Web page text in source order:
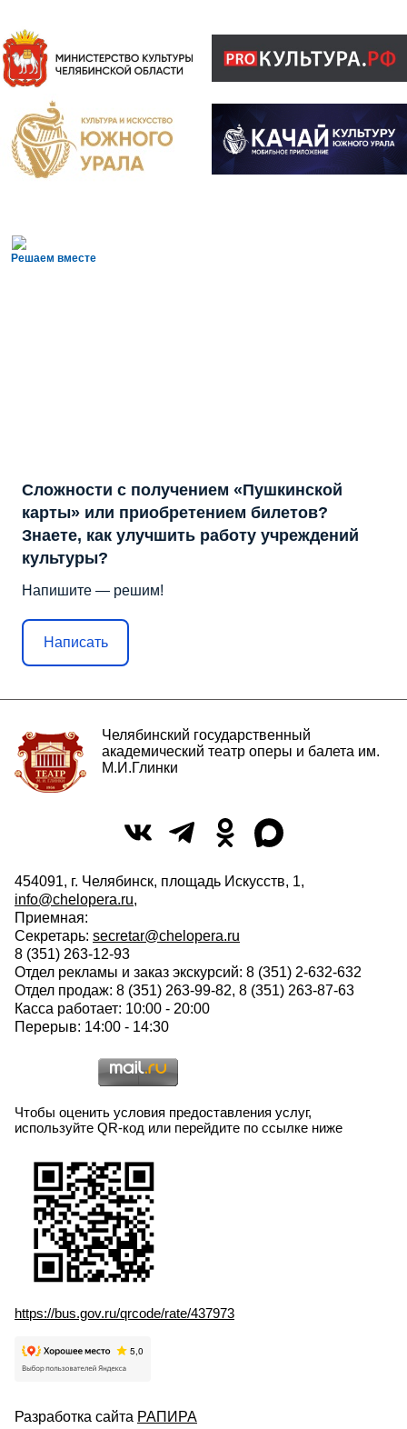
Решаем вместе
Сложности с получением «Пушкинской
карты» или приобретением билетов?
Знаете, как улучшить работу учреждений
культуры?
Напишите — решим!
Написать
Челябинский государственный
академический театр оперы и балета им.
М.И.Глинки
454091, г. Челябинск, площадь Искусств, 1,
info@chelopera.ru,
Приемная:
Секретарь: secretar@chelopera.ru
8 (351) 263-12-93
Отдел рекламы и заказ экскурсий: 8 (351) 2-632-632
Отдел продаж: 8 (351) 263-99-82, 8 (351) 263-87-63
Касса работает: 10:00 - 20:00
Перерыв: 14:00 - 14:30
Чтобы оценить условия предоставления услуг,
используйте QR-код или перейдите по ссылке ниже
https://bus.gov.ru/qrcode/rate/437973
Разработка сайта РАПИРА